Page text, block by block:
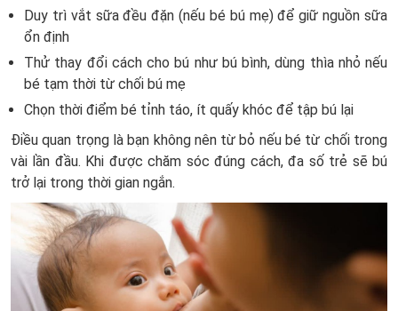
Duy trì vắt sữa đều đặn (nếu bé bú mẹ) để giữ nguồn sữa
ổn định
Thử thay đổi cách cho bú như bú bình, dùng thìa nhỏ nếu
bé tạm thời từ chối bú mẹ
Chọn thời điểm bé tỉnh táo, ít quấy khóc để tập bú lại
Điều quan trọng là bạn không nên từ bỏ nếu bé từ chối trong
vài lần đầu. Khi được chăm sóc đúng cách, đa số trẻ sẽ bú
trở lại trong thời gian ngắn.